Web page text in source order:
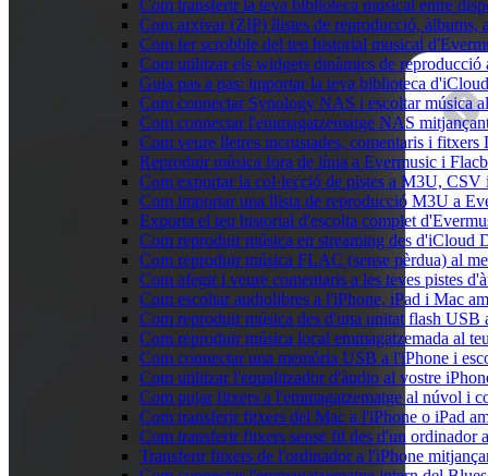
Com transferir la teva biblioteca musical entre
Com arxivar (ZIP) llistes de reproducció, àlbums,
Com fer scrobble del teu historial musical
Com utilitzar els widgets dinàmics de
Guia pas a pas: importar la teva biblioteca
Com connectar Synology NAS i escoltar música
Com connectar l'emmagatzematge NAS
Com veure lletres incrustades, comentaris i
Reproduir música fora de línia a Evermusic i
Com exportar la col·lecció de pistes a M3U,
Com importar una llista de reproducció M3U a
Exporta el teu historial d'escolta complet
Com reproduir música en streaming des d'iCloud
Com reproduir música FLAC (sense pèrdua) al
Com afegir i veure comentaris a les teves pistes
Com escoltar audiolibres a l'iPhone, iPad i Mac
Com reproduir música des d'una unitat flash
Com reproduir música local emmagatzemada al
Com connectar una memòria USB a l'iPhone i
Com utilitzar l'equalitzador d'àudio al vostre
Com pujar fitxers a l'emmagatzematge al núvol i
Com transferir fitxers del Mac a l'iPhone o iPad
Com transferir fitxers sense fil des d'un ordinador
Transferir fitxers de l'ordinador a l'iPhone